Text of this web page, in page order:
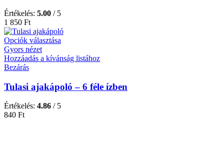
Értékelés: 5.00 / 5
1 850 Ft
Opciók választása
Gyors nézet
Hozzáadás a kívánság listához
Bezárás
Tulasi ajakápoló – 6 féle ízben
Értékelés: 4.86 / 5
840 Ft